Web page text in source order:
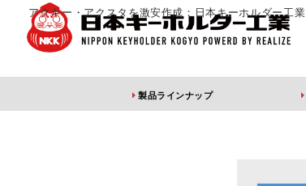
アクキー・アクスタを激安作成：日本キーホルダー工業
製品ラインナップ